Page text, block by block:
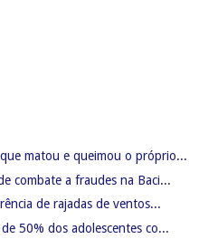
matou e queimou o próprio...
combate a fraudes na Baci...
de rajadas de ventos...
50% dos adolescentes co...